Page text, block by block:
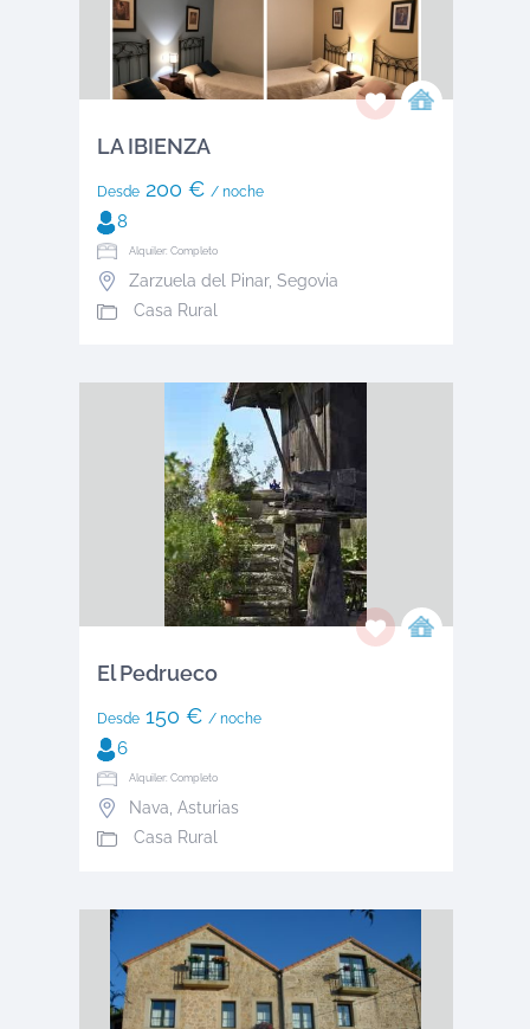
LA IBIENZA
Desde200 € / noche
8
Alquiler: Completo
Zarzuela del Pinar, Segovia
Casa Rural
El Pedrueco
Desde150 € / noche
6
Alquiler: Completo
Nava Asturias
Casa Rural